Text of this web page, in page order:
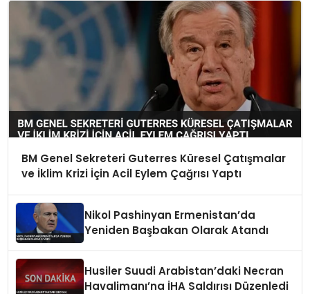
BM Genel Sekreteri Guterres Küresel Çatışmalar
ve İklim Krizi İçin Acil Eylem Çağrısı Yaptı
Nikol Pashinyan Ermenistan’da
Yeniden Başbakan Olarak Atandı
Husiler Suudi Arabistan’daki Necran
Havalimanı’na İHA Saldırısı Düzenledi